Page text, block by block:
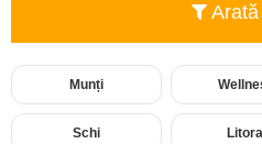
Munți
Schi Litoral